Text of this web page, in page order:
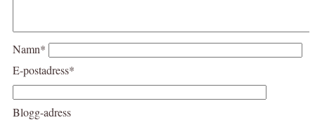
Namn*
E-postadress*
Blogg-adress